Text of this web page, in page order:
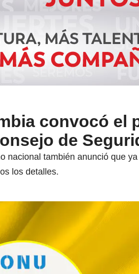
convocó el
de
nacional también anunció que
los detalles.